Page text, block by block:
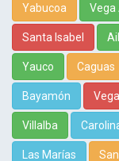
Yabucoa Vega
Santa Isabel
Yauco Caguas
Bayamón
Villalba
Las Marías